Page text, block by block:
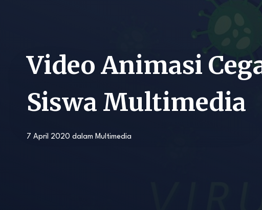
Video Animasi
Siswa Multimedia
7 April 2020 dalam Multimedia